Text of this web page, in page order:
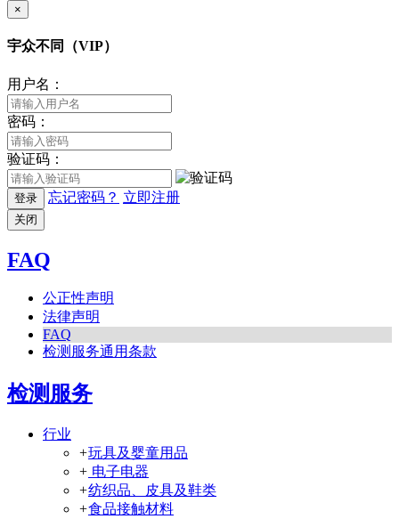
×
宇众不同（VIP）
用户名：
密码：
验证码：
登录 忘记密码？ 立即注册
关闭
FAQ
公正性声明
法律声明
FAQ
检测服务通用条款
检测服务
行业
+玩具及婴童用品
+ 电子电器
+纺织品、皮具及鞋类
+食品接触材料